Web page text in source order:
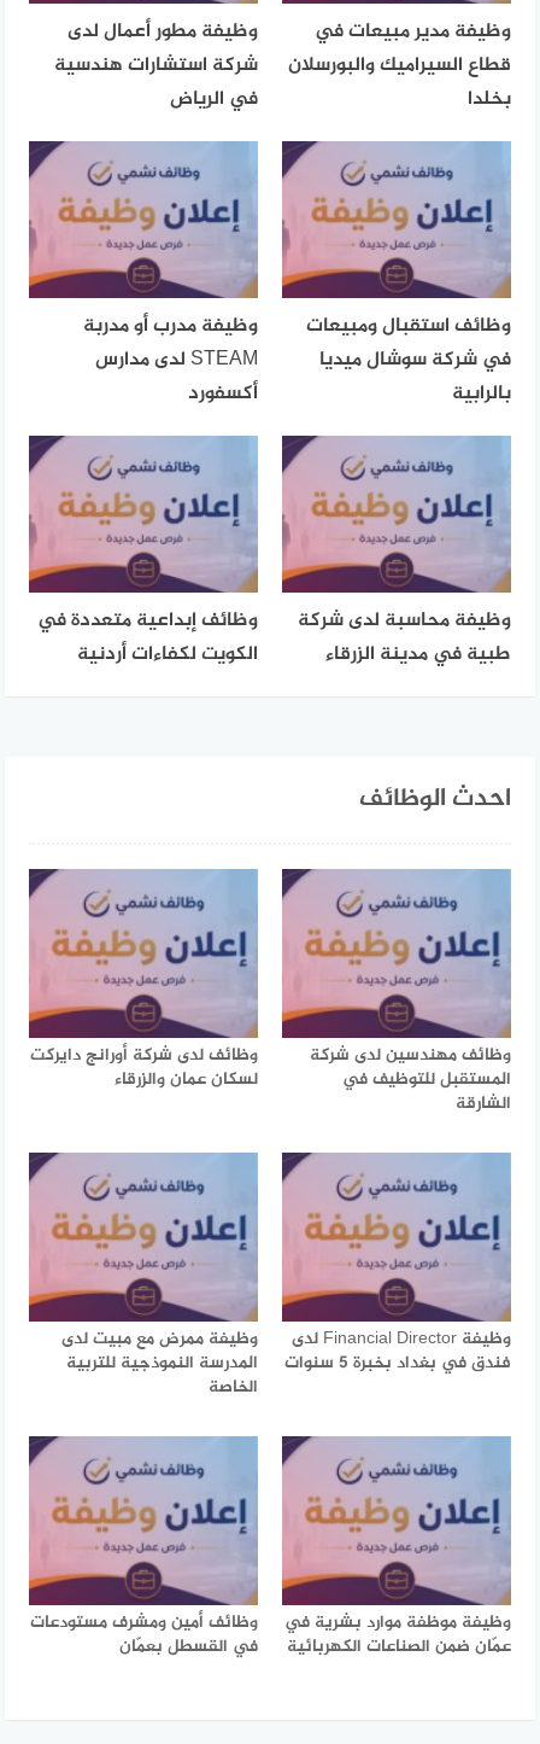
وظيفة مدير مبيعات في
قطاع السيراميك والبورسلان
بخلدا
وظيفة مطور أعمال لدى
شركة استشارات هندسية
في الرياض
وظائف استقبال ومبيعات
في شركة سوشال ميديا
بالرابية
وظيفة مدرب أو مدربة
STEAM لدى مدارس
أكسفورد
وظيفة محاسبة لدى شركة
طبية في مدينة الزرقاء
وظائف إبداعية متعددة في
الكويت لكفاءات أردنية
احدث الوظائف
وظائف مهندسين لدى شركة
المستقبل للتوظيف في
الشارقة
وظائف لدى شركة أورانج دايركت
لسكان عمان والزرقاء
وظيفة Financial Director لدى
فندق في بغداد بخبرة 5 سنوات
وظيفة ممرض مع مبيت لدى
المدرسة النموذجية للتربية
الخاصة
وظيفة موظفة موارد بشرية في
عمّان ضمن الصناعات الكهربائية
وظائف أمين ومشرف مستودعات
في القسطل بعمّان